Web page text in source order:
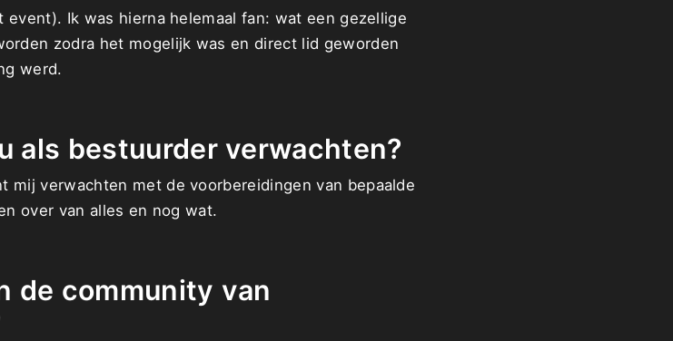
Ik was hierna helemaal fan: wat een gezellige
zodra het mogelijk was en direct lid geworden
werd.
als bestuurder verwachten?
mij verwachten met de voorbereidingen van bepaalde
over van alles en nog wat.
de community van